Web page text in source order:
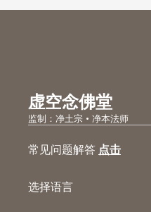
虚空念佛堂
监制：净土宗 • 净本法师
常见问题解答 点击
选择语言